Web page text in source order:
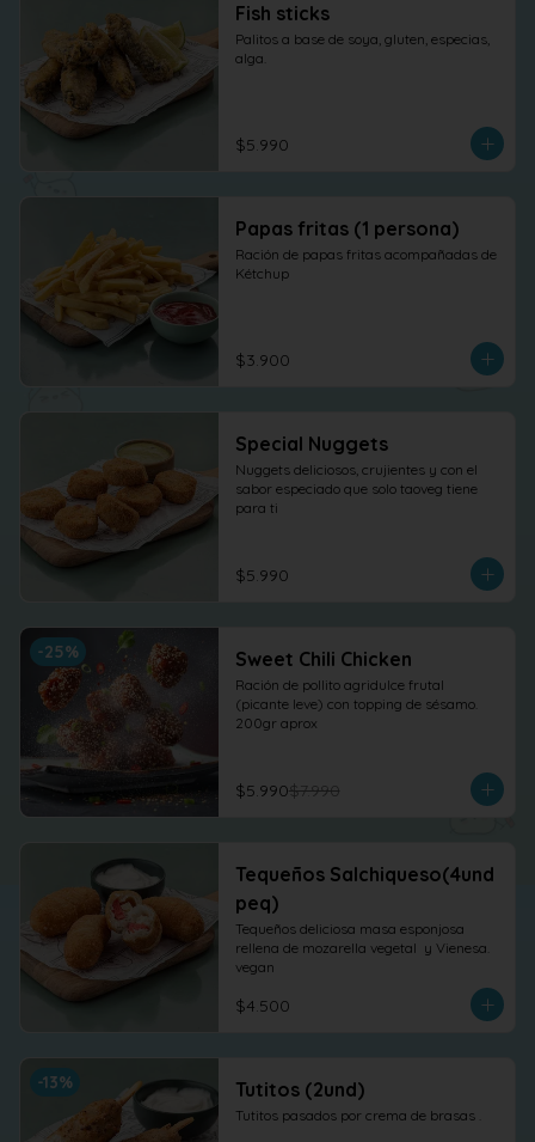
Fish sticks
Palitos a base de soya, gluten, especias,
alga.
$5.990
Papas fritas (1 persona)
Ración de papas fritas acompañadas de
Kétchup
$3.900
Special Nuggets
Nuggets deliciosos, crujientes y con el
sabor especiado que solo taoveg tiene
para ti
$5.990
-25% Sweet Chili Chicken
Ración de pollito agridulce frutal
(picante leve) con topping de sésamo.
200gr aprox
$5.990$7.990
Tequeños Salchiqueso(4und
peq)
Tequeños deliciosa masa esponjosa
rellena de mozarella vegetal  y Vienesa.
vegan
$4.500
-13% Tutitos (2und)
Tutitos pasados por crema de brasas .